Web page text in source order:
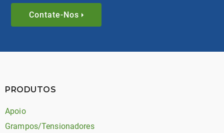
Contate-Nos
PRODUTOS
Apoio
Grampos/Tensionadores